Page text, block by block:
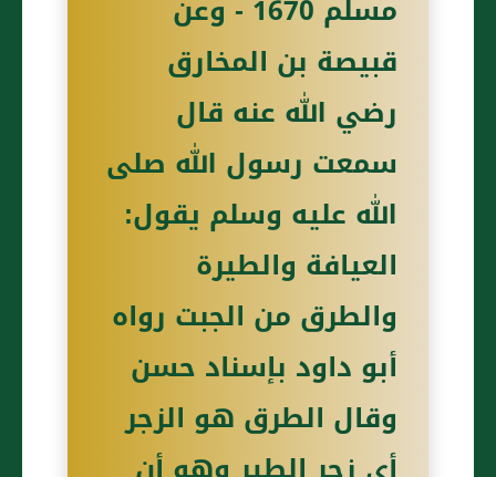
مسلم 1670 - وعن
قبيصة بن المخارق
رضي الله عنه قال
سمعت رسول الله صلى
الله عليه وسلم يقول:
العيافة والطيرة
والطرق من الجبت رواه
أبو داود بإسناد حسن
وقال الطرق هو الزجر